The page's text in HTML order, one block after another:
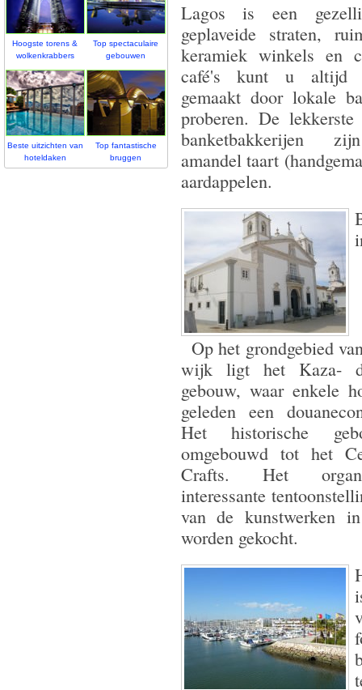
Hoogste torens &
wolkenkrabbers
Top spectaculaire
gebouwen
Beste uitzichten van
hoteldaken
Top fantastische
bruggen
Lagos is een
geplaveide straten,
keramiek winkels en
café's kunt u altijd
gemaakt door lokale
proberen. De lekkerste
banketbakkerijen
amandel taart
aardappelen.
Op het grondgebied
wijk ligt het Kaza-
gebouw, waar enkele
geleden een
Het historische
omgebouwd tot het
Crafts. Het
interessante
van de kunstwerken
worden gekocht.